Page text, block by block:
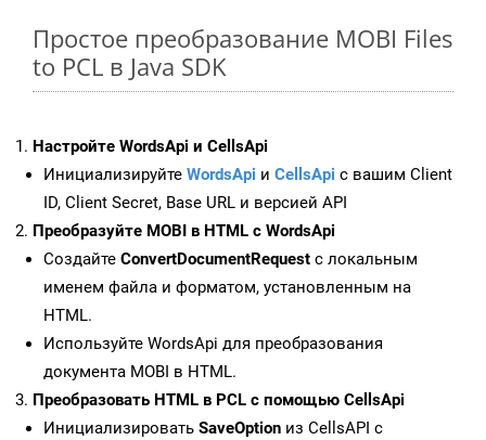
Простое преобразование MOBI Files
to PCL в Java SDK
Настройте WordsApi и CellsApi
Инициализируйте WordsApi и CellsApi с вашим Client
ID, Client Secret, Base URL и версией API
Преобразуйте MOBI в HTML с WordsApi
Создайте ConvertDocumentRequest с локальным
именем файла и форматом, установленным на
HTML.
Используйте WordsApi для преобразования
документа MOBI в HTML.
Преобразовать HTML в PCL с помощью CellsApi
Инициализировать SaveOption из CellsAPI с